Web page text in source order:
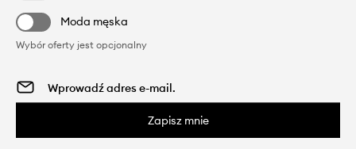
Moda męska
Wybór oferty jest opcjonalny
Zapisz mnie